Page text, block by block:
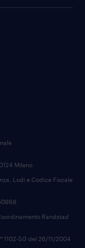
Milano
Lodi e Codice Fiscale
Randstad
1102-SG del 26/11/2004